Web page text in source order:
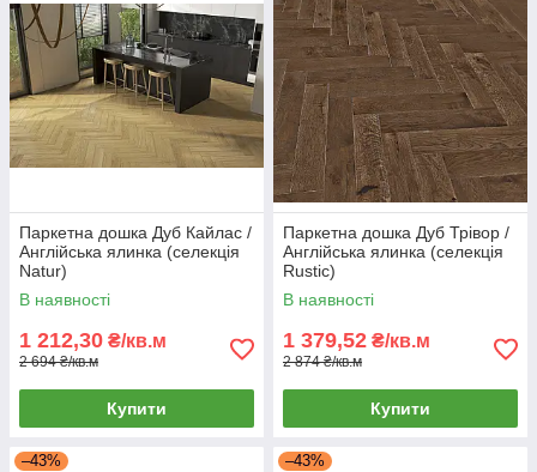
Паркетна дошка Дуб Кайлас /
Англійська ялинка (селекція
Natur)
В наявності
1 212,30 ₴/кв.м
2 694 ₴/кв.м
Купити
Паркетна дошка Дуб Трівор /
Англійська ялинка (селекція
Rustic)
В наявності
1 379,52 ₴/кв.м
2 874 ₴/кв.м
Купити
–43% –43%